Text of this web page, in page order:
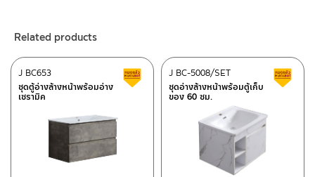
ชุดอ่างล้างหน้าพร้อมตู้เฟอร์นิเจอร์เก็บของ ขนาด 40 ซม. มาพร้อมราว
กับพื้นที่ ขนาดเล็กการติดตั้งง่ายและประหยัดพื้นที่ในห้องน้ำ ได้สินค้ามี
คุณภาพ ราคาย่อมเยาว์ และไม่ต้องกลัวเรื่องความชื้น เนื่องจากวัสดุ
ผลิตจาก PLYWOOD ปิดผิวด้วย เมลามีนวีเนีย กันน้ำ สามารถเปลี่ยน
จากอ่างล้างหน้าธรรมดาให้เป็นงานที่มีดีไซน์ หรูหรา และมีฟังชั่นการใช้
งานเพิ่มมากขึ้น
ใช้ต่อเนื่องได้กับสินค้า ก๊อกอ่างล้างหน้า , ท่อน้ำทิ้ง , สายน้ำดี, สต๊อ
ปวาล์ว,สะดืออ่างล้างหน้า
– ตู้กระจกส่องหน้าแบบมีตู้เก็บของ รหัส
3.4 วัดความสูงจากพื้นที่จะติดตั้งตู้ วัดจากพพื้น 85-90 ซม. ที่แนะนำ
Installation preparation
3.1 Be careful when moving the heavy objects. Please ask
3.2 The wall must be flat and built in vertically balance. The
wall must be strong and thick enough to hold the cabinet
and ceramic basic.
3.3 The standard height of the drain hole should be around
1.2 DO not scrub by using hard or rough objects on the
ceramic or cabinet.
ข้อแนะนำในการดูแลรักษา
2.1 ระวังอย่าทิ้งคราบไว้สกปรกไว้บนพื้นผิวสุขภัณฑ์เป็นเวลานาน
2.2 เทคนิคการทำความสะอาดที่ดีคือล้างน้ำ ทำความความสะอาดและเช็ค
ผิวสุขภัณฑ์ให้แห้งหลังใช้งาน
2.3 เพื่อยืดอายุการใช้งานที่ยาวนาน ควรติดตั้งในโซนที่แห้งหรือไม่ควร
โดนน้ำมากเกินไป
After Sales Service Center – Bangkok
662/61-62 Rama 3 Road, Bangpongpang, Yannawa,
– Shopee
–Lazada
ติดต่อพนักงานขาย / Contact Sales Staff
Tel: 02-285-5795
@charnpaiboon.sales
Related products
ชุดตู้อ่างล้างหน้าพร้อมอ่าง
เซรามิค
J BC653 Clearance sale
ชุดอ่างล้างหน้าพร้อมตู้เก็บ
ของ 60 ซม.
J BC-5008/SET